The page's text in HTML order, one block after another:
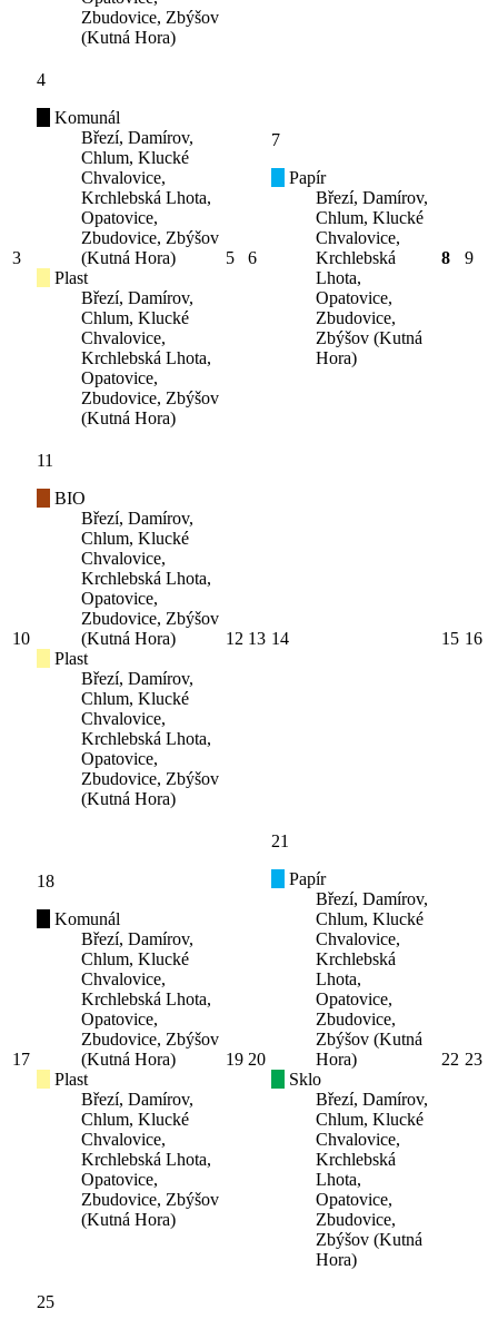
Zbudovice, Zbýšov
(Kutná Hora)
3
4
Komunál
Březí, Damírov,
Chlum, Klucké
Chvalovice,
Krchlebská Lhota,
Opatovice,
Zbudovice, Zbýšov
(Kutná Hora)
Plast
Březí, Damírov,
Chlum, Klucké
Chvalovice,
Krchlebská Lhota,
Opatovice,
Zbudovice, Zbýšov
(Kutná Hora)
5 6
7
Papír
Březí, Damírov,
Chlum, Klucké
Chvalovice,
Krchlebská
Lhota,
Opatovice,
Zbudovice,
Zbýšov (Kutná
Hora)
8 9
10
11
BIO
Březí, Damírov,
Chlum, Klucké
Chvalovice,
Krchlebská Lhota,
Opatovice,
Zbudovice, Zbýšov
(Kutná Hora)
Plast
Březí, Damírov,
Chlum, Klucké
Chvalovice,
Krchlebská Lhota,
Opatovice,
Zbudovice, Zbýšov
(Kutná Hora)
12 13 14 15 16
17
18
Komunál
Březí, Damírov,
Chlum, Klucké
Chvalovice,
Krchlebská Lhota,
Opatovice,
Zbudovice, Zbýšov
(Kutná Hora)
Plast
Březí, Damírov,
Chlum, Klucké
Chvalovice,
Krchlebská Lhota,
Opatovice,
Zbudovice, Zbýšov
(Kutná Hora)
19 20
21
Papír
Březí, Damírov,
Chlum, Klucké
Chvalovice,
Krchlebská
Lhota,
Opatovice,
Zbudovice,
Zbýšov (Kutná
Hora)
Sklo
Březí, Damírov,
Chlum, Klucké
Chvalovice,
Krchlebská
Lhota,
Opatovice,
Zbudovice,
Zbýšov (Kutná
Hora)
22 23
25